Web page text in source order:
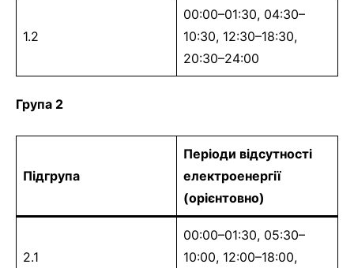
1.2
00:00–01:30, 04:30–
10:30, 12:30–18:30,
20:30–24:00
Група 2
Підгрупа
Періоди відсутності
електроенергії
(орієнтовно)
2.1
00:00–01:30, 05:30–
10:00, 12:00–18:00,